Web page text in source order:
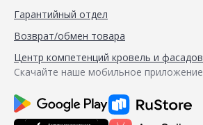
Гарантийный отдел
Возврат/обмен товара
Центр компетенций кровель и фасадов
Скачайте наше мобильное приложение